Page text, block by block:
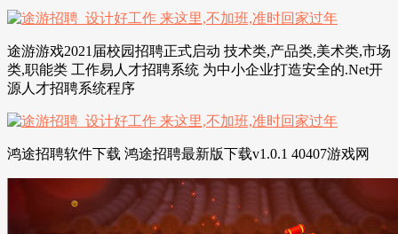
途游游戏2021届校园招聘正式启动 技术类,产品类,美术类,市场
类,职能类 工作易人才招聘系统 为中小企业打造安全的.Net开
源人才招聘系统程序
鸿途招聘软件下载 鸿途招聘最新版下载v1.0.1 40407游戏网